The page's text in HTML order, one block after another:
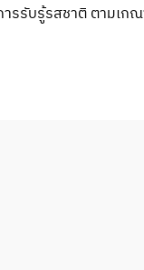
รับรู้รสชาติ ตามเก